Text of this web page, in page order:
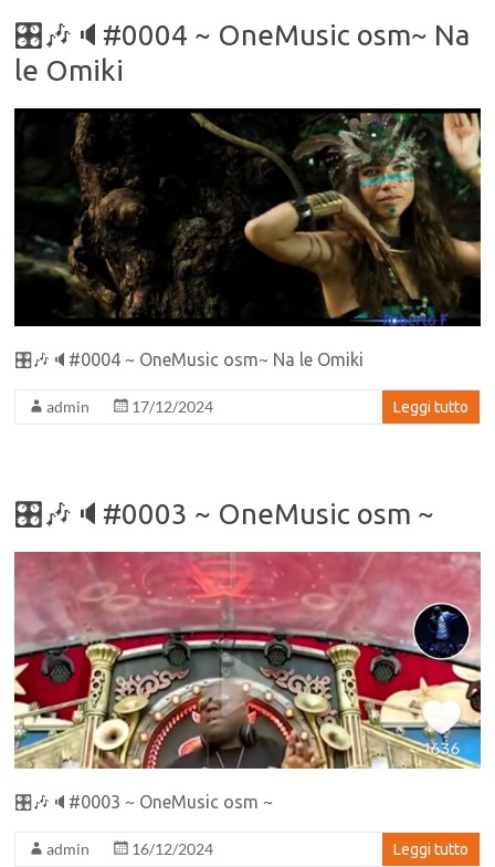
🎛🎶🔈#0004 ~ OneMusic osm~ Na
le Omiki
🎛🎶🔈#0004 ~ OneMusic osm~ Na le Omiki
admin 17/12/2024 Leggi tutto
🎛🎶🔈#0003 ~ OneMusic osm ~
🎛🎶🔈#0003 ~ OneMusic osm ~
admin 16/12/2024 Leggi tutto